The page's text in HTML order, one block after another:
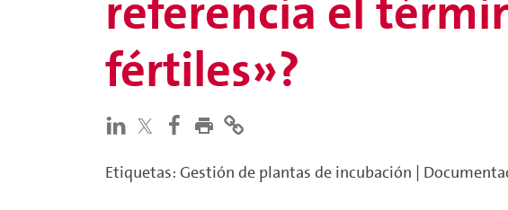
referencia el
fértiles»?
Etiquetas: Gestión de plantas de incubación |